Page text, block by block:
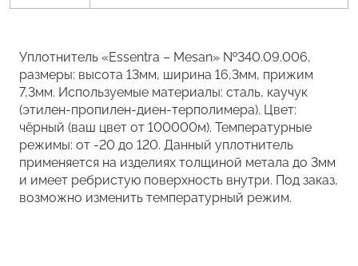
Уплотнитель «Essentra – Mesan» №340.09.006,
размеры: высота 13мм, ширина 16,3мм, прижим
7,3мм. Используемые материалы: сталь, каучук
(этилен-пропилен-диен-терполимера). Цвет:
чёрный (ваш цвет от 100000м). Температурные
режимы: от -20 до 120. Данный уплотнитель
применяется на изделиях толщиной метала до 3мм
и имеет ребристую поверхность внутри. Под заказ,
возможно изменить температурный режим.